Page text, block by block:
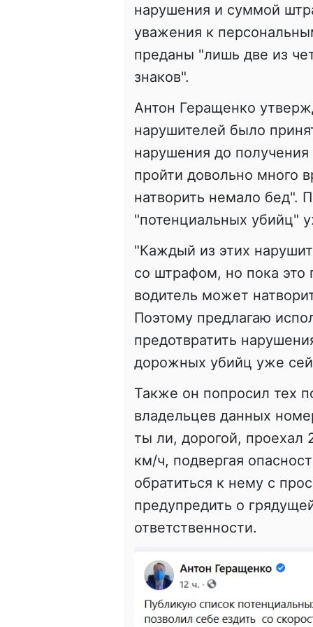
нарушения и суммой
уважения к
преданы "лишь две из
знаков".
Антон Геращенко
нарушителей было
нарушения до
пройти довольно много
натворить немало бед".
"потенциальных убийц"
"Каждый из этих
со штрафом, но пока это
водитель может
Поэтому предлагаю
предотвратить
дорожных убийц уже
Также он попросил тех
владельцев данных
ты ли, дорогой, проехал
км/ч, подвергая
обратиться к нему с
предупредить о
ответственности.